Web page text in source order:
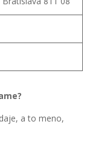
a to meno,